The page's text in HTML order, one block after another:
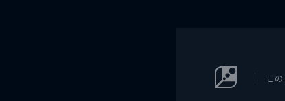
こ